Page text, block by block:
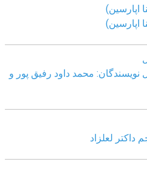
اپارسین)
اپارسین)
محمد داود رفیق پور و
داکتر لعلزاد